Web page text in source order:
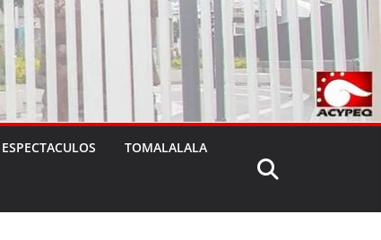
ESPECTACULOS TOMALALALA